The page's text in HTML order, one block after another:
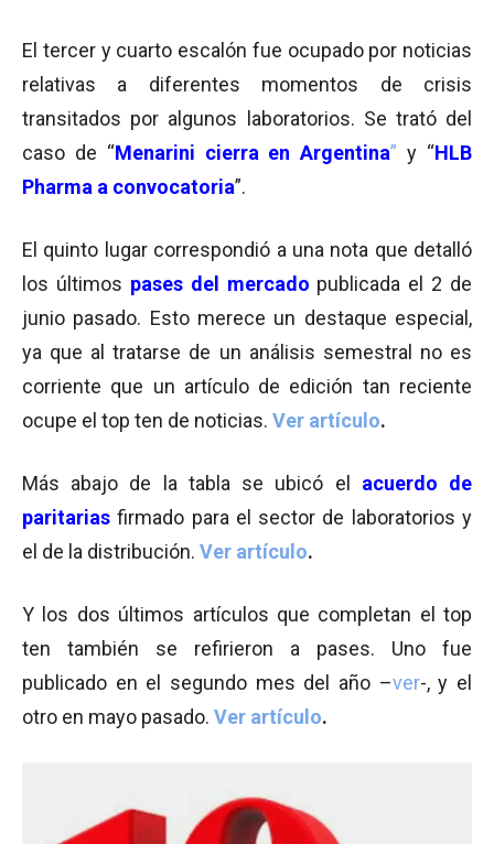
El tercer y cuarto escalón fue ocupado por noticias
relativas a diferentes momentos de crisis
transitados por algunos laboratorios. Se trató del
caso de “Menarini cierra en Argentina” y “HLB
Pharma a convocatoria”.
El quinto lugar correspondió a una nota que detalló
los últimos pases del mercad o publicada el 2 de
junio pasado. Esto merece un destaque especial,
ya que al tratarse de un análisis semestral no es
corriente que un artículo de edición tan reciente
ocupe el top ten de noticias. Ver artículo.
Más abajo de la tabla se ubicó el acuerdo de
paritarias firmado para el sector de laboratorios y
el de la distribución. Ver artículo.
Y los dos últimos artículos que completan el top
ten también se refirieron a pases. Uno fue
publicado en el segundo mes del año –ver-, y el
otro en mayo pasado. Ver artículo.